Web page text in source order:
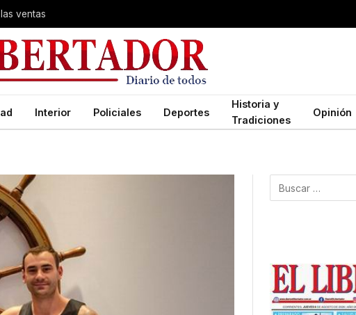
ventas
Interior Policiales Deportes
Historia y
Tradiciones
Opinión